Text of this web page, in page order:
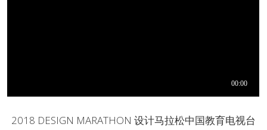
2018 DESIGN MARATHON 设计马拉松中国教育电视台